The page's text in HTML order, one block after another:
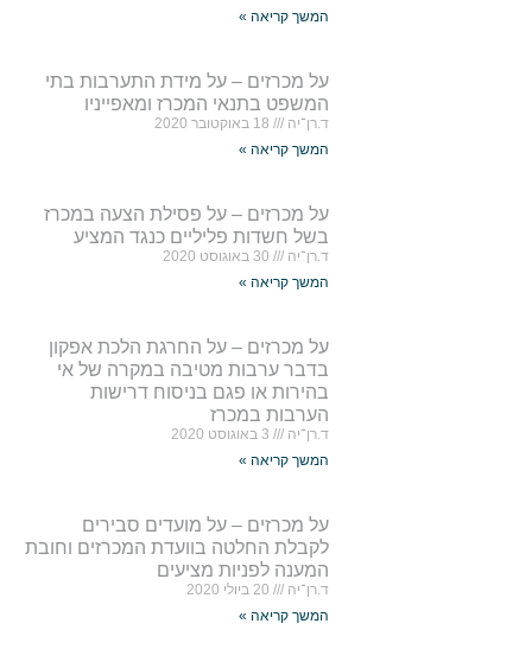
המשך קריאה »
על מכרזים – על מידת התערבות בתי
המשפט בתנאי המכרז ומאפייניו
ד.רן־יה
18 באוקטובר 2020
המשך קריאה »
על מכרזים – על פסילת הצעה במכרז
בשל חשדות פליליים כנגד המציע
ד.רן־יה
30 באוגוסט 2020
המשך קריאה »
על מכרזים – על החרגת הלכת אפקון
בדבר ערבות מטיבה במקרה של אי
בהירות או פגם בניסוח דרישות
הערבות במכרז
ד.רן־יה
3 באוגוסט 2020
המשך קריאה »
על מכרזים – על מועדים סבירים
לקבלת החלטה בוועדת המכרזים וחובת
המענה לפניות מציעים
ד.רן־יה
20 ביולי 2020
המשך קריאה »